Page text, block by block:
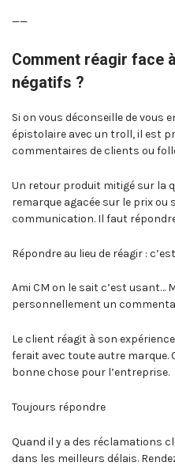
——
Comment réagir face
négatifs ?
Si on vous déconseille de vous
épistolaire avec un troll, il est
commentaires de clients ou
Un retour produit mitigé sur la
remarque agacée sur le prix ou
communication. Il faut
Répondre au lieu de réagir :
Ami CM on le sait c’est usant…
personnellement un
Le client réagit à son
ferait avec toute autre marque.
bonne chose pour l’entreprise.
Toujours répondre
Quand il y a des réclamations
dans les meilleurs délais.